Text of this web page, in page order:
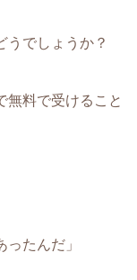
うでしょうか？
無料で受けること
たんだ」